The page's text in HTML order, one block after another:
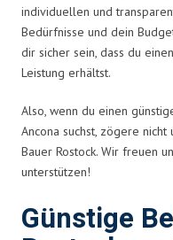
individuellen und
Bedürfnisse und dein
dir sicher sein, dass du
Leistung erhältst.
Also, wenn du einen
Ancona suchst, zögere
Bauer Rostock. Wir freuen
unterstützen!
Günstige